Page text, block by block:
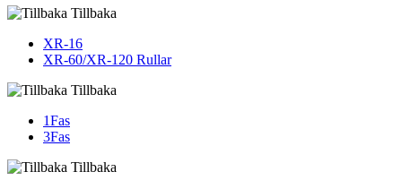
Tillbaka
XR-16
XR-60/XR-120 Rullar
Tillbaka
1Fas
3Fas
Tillbaka